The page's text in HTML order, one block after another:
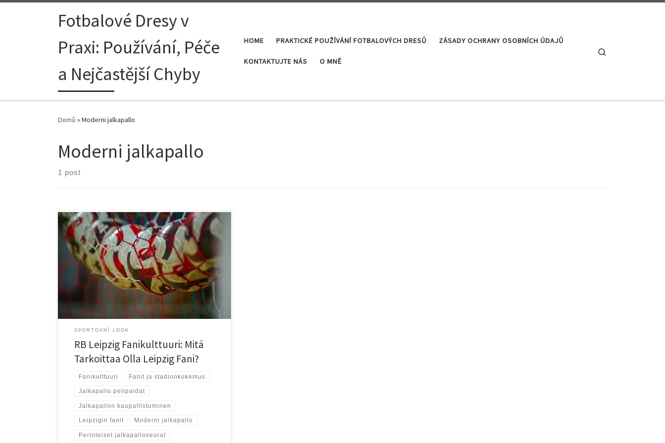
Skip to contentFotbalové Dresy v
Praxi: Používání, Péče
a Nejčastější Chyby
HOME PRAKTICKÉ POUŽÍVÁNÍ FOTBALOVÝCH DRESŮ ZÁSADY OCHRANY OSOBNÍCH ÚDAJŮ
KONTAKTUJTE NÁS O MNĚ
Domů »Moderni jalkapallo
Moderni jalkapallo
1 post
1. Johdanto RB Leipzig on noussut nopeasti Saksassa
ja Euroopassa yhdeksi puhutuimmista
jalkapalloseuroista, mutta sen matka ei ole ollut
tavanomainen. Alun perin vuonna 2009 perustettu
seura on noussut Bundesliigan huipulle vain
kymmenessä vuodessa, mikä on herättänyt paljon
keskustelua. Monille RB Leipzig edustaa uuden ajan
jalkapalloseuraa, jossa perinteet ja moderni
liiketoiminta […]
SPORTOVNÍ LOOK
RB Leipzig Fanikulttuuri: Mitä
Tarkoittaa Olla Leipzig Fani?
Fanikulttuuri Fanit ja stadionkokemus
Jalkapallo pelipaidat
Jalkapallon kaupallistuminen
Leipzigin fanit Moderni jalkapallo
Perinteiset jalkapalloseurat